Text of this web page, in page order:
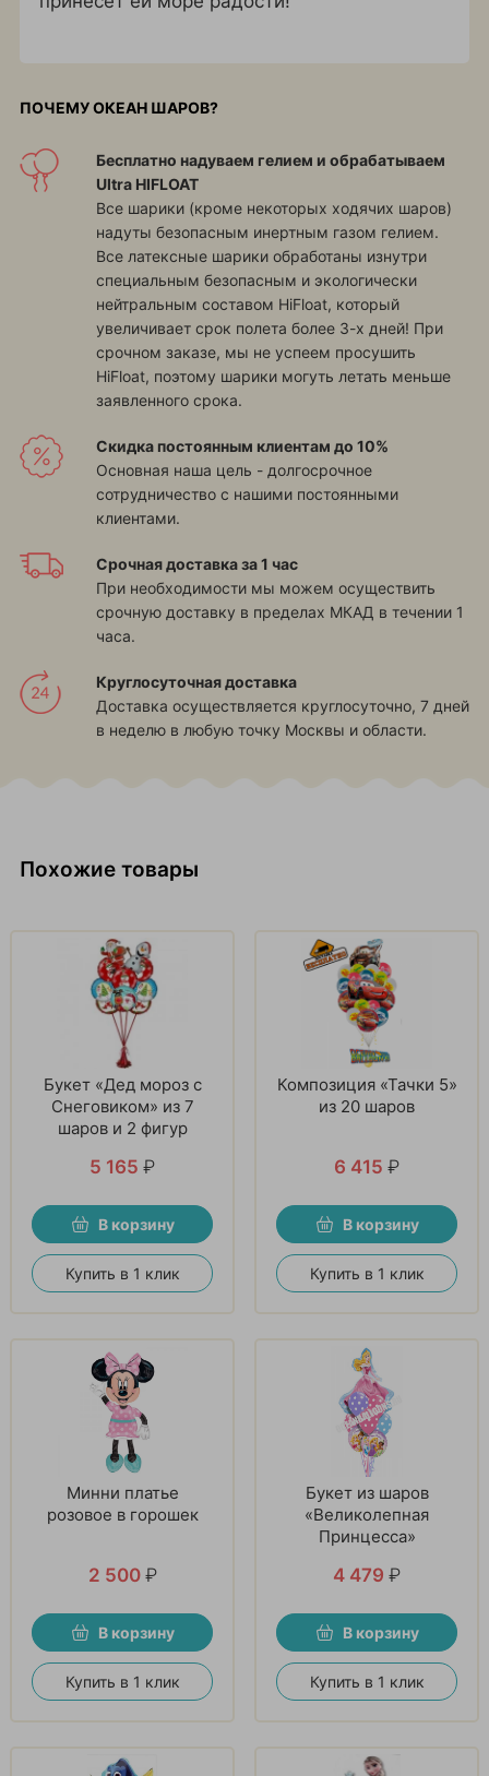
ПОЧЕМУ ОКЕАН ШАРОВ?
Бесплатно надуваем гелием и обрабатываем
Ultra HIFLOAT
Все шарики (кроме некоторых ходячих шаров)
надуты безопасным инертным газом гелием.
Все латексные шарики обработаны изнутри
специальным безопасным и экологически
нейтральным составом HiFloat, который
увеличивает срок полета более 3-х дней! При
срочном заказе, мы не успеем просушить
HiFloat, поэтому шарики могуть летать меньше
заявленного срока.
Скидка постоянным клиентам до 10%
Основная наша цель - долгосрочное
сотрудничество с нашими постоянными
клиентами.
Срочная доставка за 1 час
При необходимости мы можем осуществить
срочную доставку в пределах МКАД в течении 1
часа.
Круглосуточная доставка
Доставка осуществляется круглосуточно, 7 дней
в неделю в любую точку Москвы и области.
Похожие товары
Букет «Дед мороз с
Снеговиком» из 7
шаров и 2 фигур
5 165 ₽
В корзину
Купить в 1 клик
Композиция «Тачки 5»
из 20 шаров
6 415 ₽
В корзину
Купить в 1 клик
Минни платье
розовое в горошек
2 500 ₽
В корзину
Купить в 1 клик
Букет из шаров
«Великолепная
Принцесса»
4 479 ₽
В корзину
Купить в 1 клик